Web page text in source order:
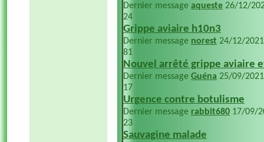
Dernier message aqueste 26/12/
24
Grippe aviaire h10n3
Dernier message norest 24/12/
81
Nouvel arrêté grippe aviaire
Dernier message Guéna 25/09/
17
Urgence contre botulisme
Dernier message rabbit680 17/09/
23
Sauvagine malade